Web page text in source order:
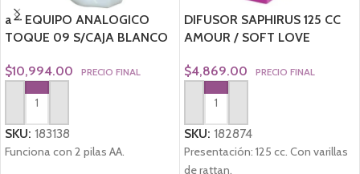
a – EQUIPO ANALOGICO
TOQUE 09 S/CAJA BLANCO
$10,994.00 PRECIO FINAL
AGREGAR AL CARRITO
SKU: 183138
Funciona con 2 pilas AA.
DIFUSOR SAPHIRUS 125 CC
AMOUR / SOFT LOVE
$4,869.00 PRECIO FINAL
AGREGAR AL CARRITO
SKU: 182874
Presentación: 125 cc. Con varillas
de rattan.